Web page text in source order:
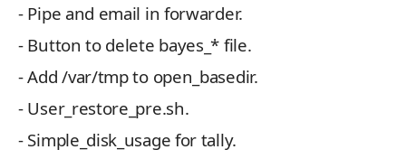
- Pipe and email in forwarder.
- Button to delete bayes_* file.
- Add /var/tmp to open_basedir.
- User_restore_pre.sh.
- Simple_disk_usage for tally.